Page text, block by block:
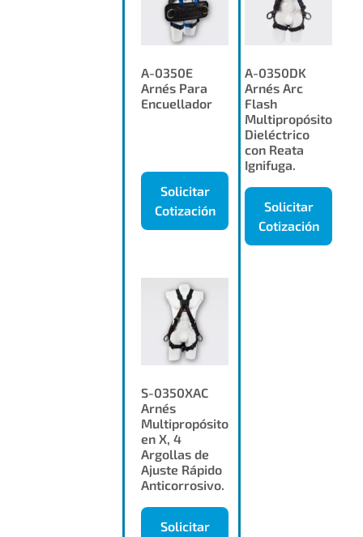
A-0350E
Arnés Para
Encuellador
Solicitar
Cotización
A-0350DK
Arnés Arc
Flash
Multipropósito
Dieléctrico
con Reata
Ignifuga.
Solicitar
Cotización
S-0350XAC
Arnés
Multipropósito
en X, 4
Argollas de
Ajuste Rápido
Anticorrosivo.
Solicitar